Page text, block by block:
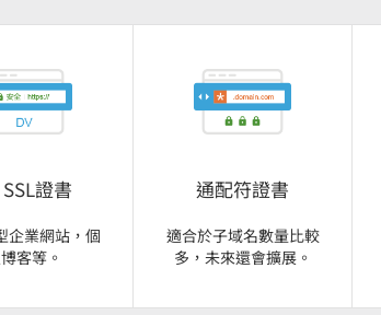
證書
企業網站，個
客等。
通配符證書
適合於子域名數量比較
多​​，未來還會擴展。